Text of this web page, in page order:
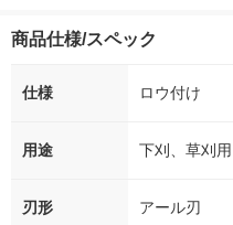
商品仕様/スペック
仕様 ロウ付け
用途 下刈、草刈用
刃形 アール刃